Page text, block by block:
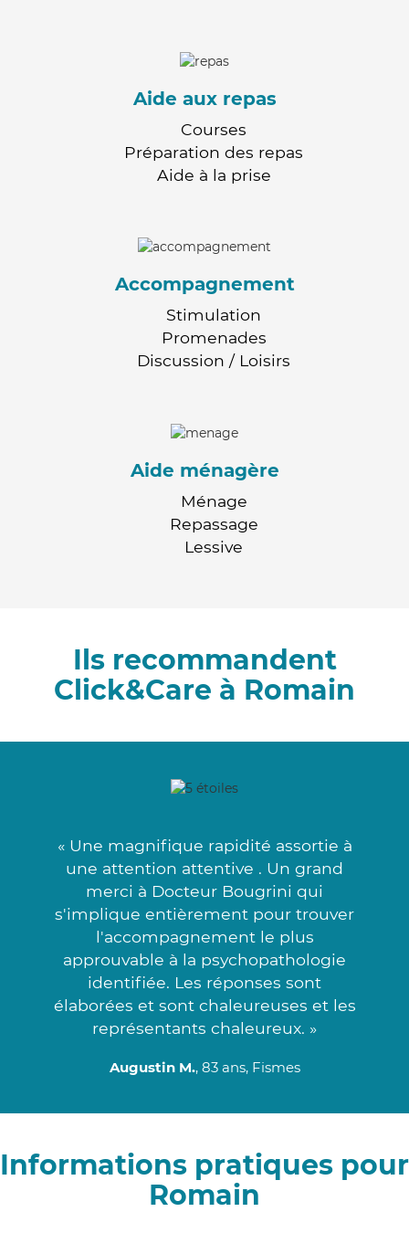
Aide aux repas
Courses
Préparation des repas
Aide à la prise
Accompagnement
Stimulation
Promenades
Discussion / Loisirs
Aide ménagère
Ménage
Repassage
Lessive
Ils recommandent
Click&Care à Romain
« Une magnifique rapidité assortie à
une attention attentive . Un grand
merci à Docteur Bougrini qui
s'implique entièrement pour trouver
l'accompagnement le plus
approuvable à la psychopathologie
identifiée. Les réponses sont
élaborées et sont chaleureuses et les
représentants chaleureux. »
Augustin M., 83 ans, Fismes
Informations pratiques pour
Romain